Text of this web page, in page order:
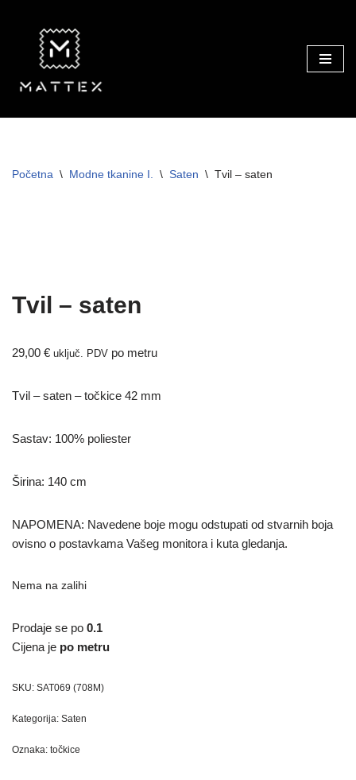
content
Početna \ Modne tkanine I. \ Saten \ Tvil – saten
Tvil – saten
29,00 € uključ. PDV po metru
Tvil – saten – točkice 42 mm
Sastav: 100% poliester
Širina: 140 cm
NAPOMENA: Navedene boje mogu odstupati od stvarnih boja
ovisno o postavkama Vašeg monitora i kuta gledanja.
Nema na zalihi
Prodaje se po 0.1
Cijena je po metru
SKU: SAT069 (708M)
Kategorija: Saten
Oznaka: točkice